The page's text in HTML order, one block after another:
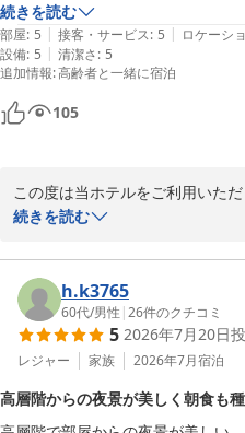
せいただいたご意見を真摯に受
させていただきます。
これからもお客様に快適にお過
すので、またのお越しを心よりお
スターゲイトホテル関西エア
2026-06-29
続きを読む
部屋: 5 | 接客・サービス: 5 | ロケーシ
設備: 5 | 清潔さ: 5
追加情報:高齢者と一緒に宿泊
105
この度は当ホテルをご利用いた
また、お忙しい中、温かいご感
高層階からのお景色や、お部屋
伺い、大変嬉しく存じます。
お客様に心地よくお過ごしいた
の励みでございます。
朝食バイキングにつきましても
続きを読む
h.k3765
60代/男性 |26件のクチコミ
5 2026年7月20日
レジャー 家族 2026年7月宿泊
高層階からの夜景が美しく朝食も